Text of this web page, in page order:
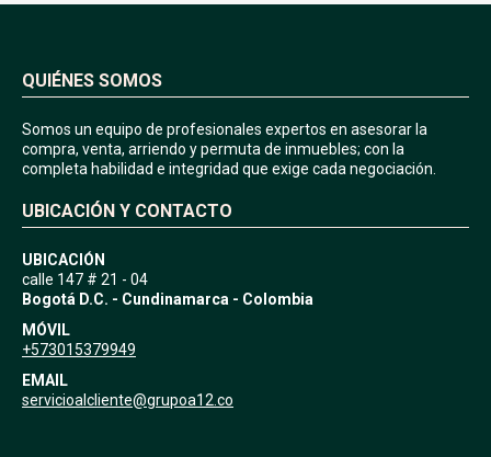
QUIÉNES SOMOS
Somos un equipo de profesionales expertos en asesorar la
compra, venta, arriendo y permuta de inmuebles; con la
completa habilidad e integridad que exige cada negociación.
UBICACIÓN Y CONTACTO
UBICACIÓN
calle 147 # 21 - 04
Bogotá D.C. - Cundinamarca - Colombia
MÓVIL
+573015379949
EMAIL
servicioalcliente@grupoa12.co